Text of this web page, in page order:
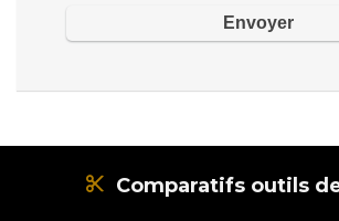
Comparatifs outils